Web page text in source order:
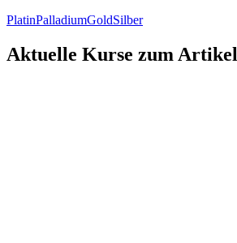
PlatinPalladiumGoldSilber
Aktuelle Kurse zum Artikel